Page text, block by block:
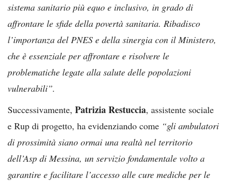
sistema sanitario più equo e inclusivo, in grado di
affrontare le sfide della povertà sanitaria. Ribadisco
l’importanza del PNES e della sinergia con il Ministero,
che è essenziale per affrontare e risolvere le
problematiche legate alla salute delle popolazioni
vulnerabili”.
Successivamente, Patrizia Restuccia, assistente sociale
e Rup di progetto, ha evidenziando come “gli ambulatori
di prossimità siano ormai una realtà nel territorio
dell’Asp di Messina, un servizio fondamentale volto a
garantire e facilitare l’accesso alle cure mediche per le